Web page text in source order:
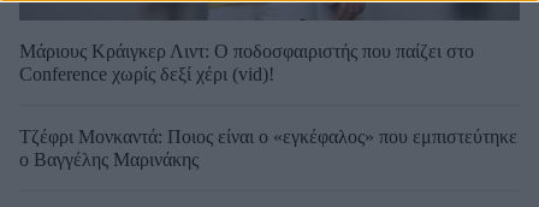
Μάριους Κράιγκερ Λιντ: Ο ποδοσφαιριστής που παίζει στο
Conference χωρίς δεξί χέρι (vid)!
Τζέφρι Μονκαντά: Ποιος είναι ο «εγκέφαλος» που εμπιστεύτηκε
ο Βαγγέλης Μαρινάκης